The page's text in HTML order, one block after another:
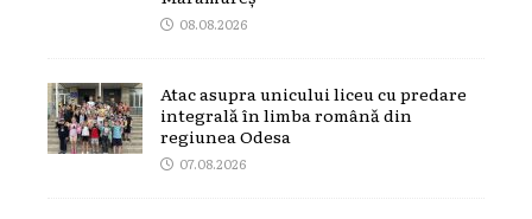
08.08.2026
Atac asupra unicului liceu cu predare
integrală în limba română din
regiunea Odesa
07.08.2026